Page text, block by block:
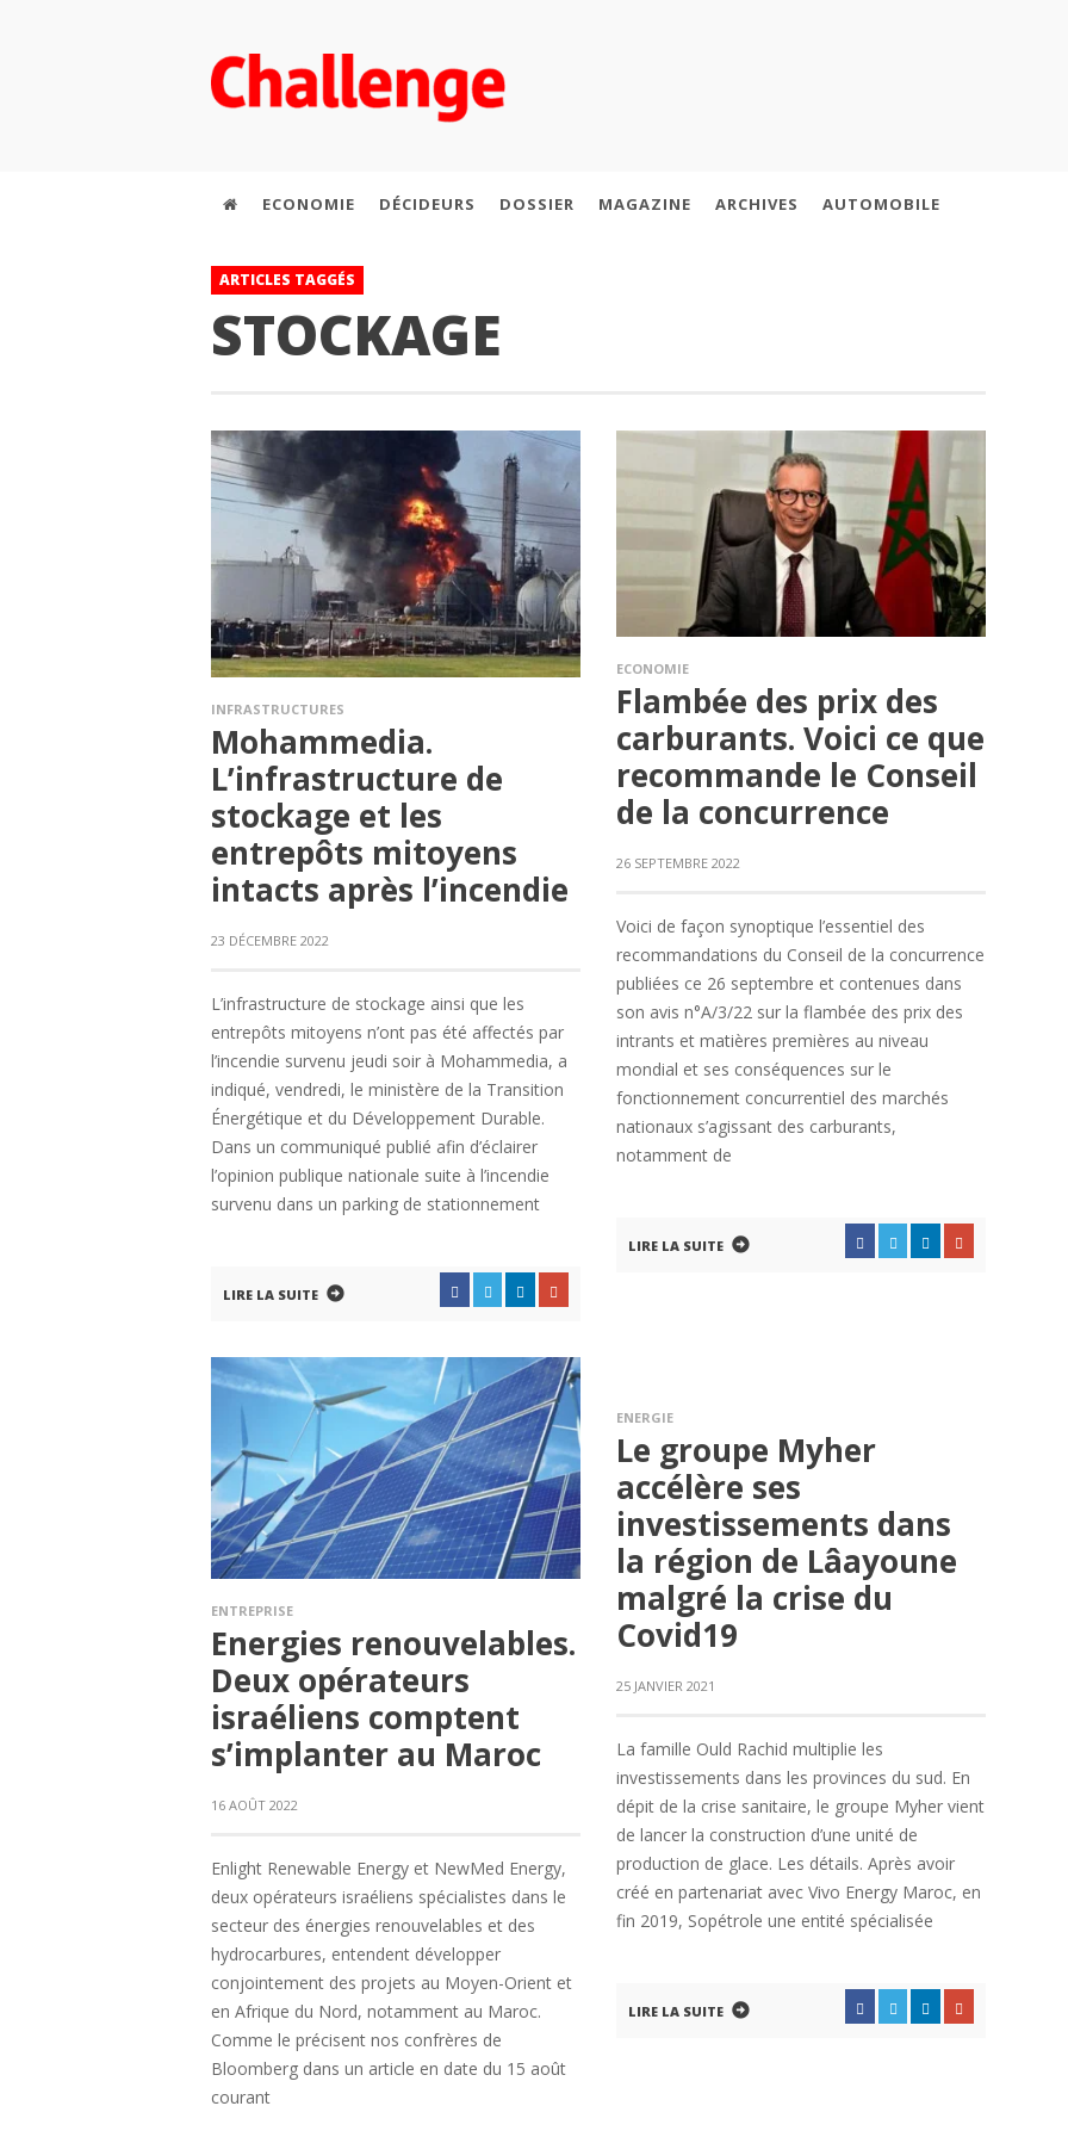
ECONOMIE DÉCIDEURS DOSSIER MAGAZINE ARCHIVES AUTOMOBILE
ARTICLES TAGGÉS
STOCKAGE
INFRASTRUCTURES
Mohammedia.
L’infrastructure de
stockage et les
entrepôts mitoyens
intacts après l’incendie
23 DÉCEMBRE 2022
L’infrastructure de stockage ainsi que les
entrepôts mitoyens n’ont pas été affectés par
l’incendie survenu jeudi soir à Mohammedia, a
indiqué, vendredi, le ministère de la Transition
Énergétique et du Développement Durable.
Dans un communiqué publié afin d’éclairer
l’opinion publique nationale suite à l’incendie
survenu dans un parking de stationnement
LIRE LA SUITE
ECONOMIE
Flambée des prix des
carburants. Voici ce que
recommande le Conseil
de la concurrence
26 SEPTEMBRE 2022
Voici de façon synoptique l’essentiel des
recommandations du Conseil de la concurrence
publiées ce 26 septembre et contenues dans
son avis n°A/3/22 sur la flambée des prix des
intrants et matières premières au niveau
mondial et ses conséquences sur le
fonctionnement concurrentiel des marchés
nationaux s’agissant des carburants,
notamment de
LIRE LA SUITE
ENTREPRISE
Energies renouvelables.
Deux opérateurs
israéliens comptent
s’implanter au Maroc
16 AOÛT 2022
Enlight Renewable Energy et NewMed Energy,
deux opérateurs israéliens spécialistes dans le
secteur des énergies renouvelables et des
hydrocarbures, entendent développer
conjointement des projets au Moyen-Orient et
en Afrique du Nord, notamment au Maroc.
Comme le précisent nos confrères de
Bloomberg dans un article en date du 15 août
courant
ENERGIE
Le groupe Myher
accélère ses
investissements dans
la région de Lâayoune
malgré la crise du
Covid19
25 JANVIER 2021
La famille Ould Rachid multiplie les
investissements dans les provinces du sud. En
dépit de la crise sanitaire, le groupe Myher vient
de lancer la construction d’une unité de
production de glace. Les détails. Après avoir
créé en partenariat avec Vivo Energy Maroc, en
fin 2019, Sopétrole une entité spécialisée
LIRE LA SUITE